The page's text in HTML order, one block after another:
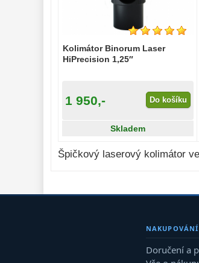
Příslušenství
Meteostanice
Foto stativy
Kolimátor Binorum Laser
HiPrecision 1,25″
1 950,- Do košíku
Skladem
Špičkový laserový kolimátor
NAKUPOVÁNÍ
Doručení a